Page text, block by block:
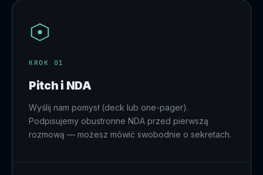
KROK 01
Pitch i NDA
Wyślij nam pomysł (deck lub one-pager).
Podpisujemy obustronne NDA przed pierwszą
rozmową — możesz mówić swobodnie o sekretach.